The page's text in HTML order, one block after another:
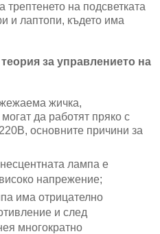
трептенето на подсветката
и лаптопи, където има
за управлението на
жичка,
да работят пряко с
основните причини за
лампа е
напрежение;
има отрицателно
и след
многократно